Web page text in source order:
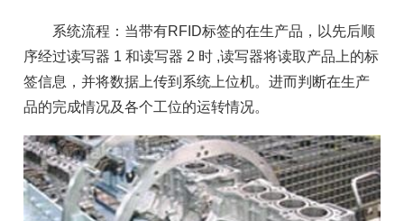
系统流程：当带有RFID标签的在生产品，以先后顺
序经过读写器 1 和读写器 2 时 ,读写器将读取产品上的标
签信息，并将数据上传到系统上位机。进而判断在生产
品的完成情况及各个工位的运转情况。